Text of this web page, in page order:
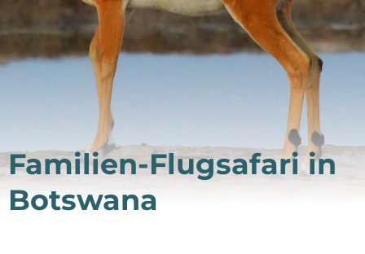
DE
Deutsch
English
Familien-Flugsafari in
Botswana